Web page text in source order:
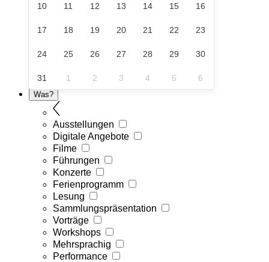
10 11 12 13 14 15 16
17 18 19 20 21 22 23
24 25 26 27 28 29 30
31 1 2 3 4 5 6
Was?
Ausstellungen
Digitale Angebote
Filme
Führungen
Konzerte
Ferienprogramm
Lesung
Sammlungspräsentation
Vorträge
Workshops
Mehrsprachig
Performance